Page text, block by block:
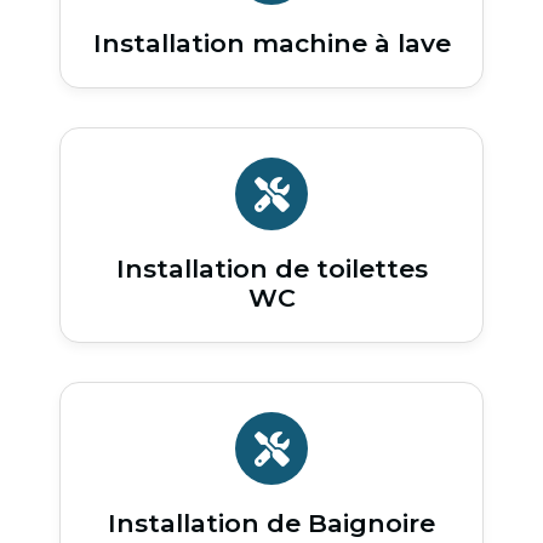
Installation machine à lave
Installation de toilettes
WC
Installation de Baignoire